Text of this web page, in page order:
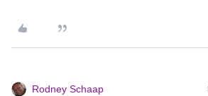
Rodney Schaap